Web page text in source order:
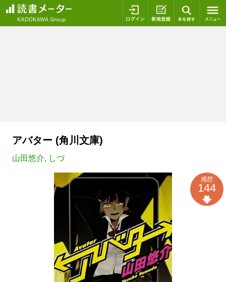
ログイン 新規登録
アバター (角川文庫)
山田悠介, しづ
感想
144